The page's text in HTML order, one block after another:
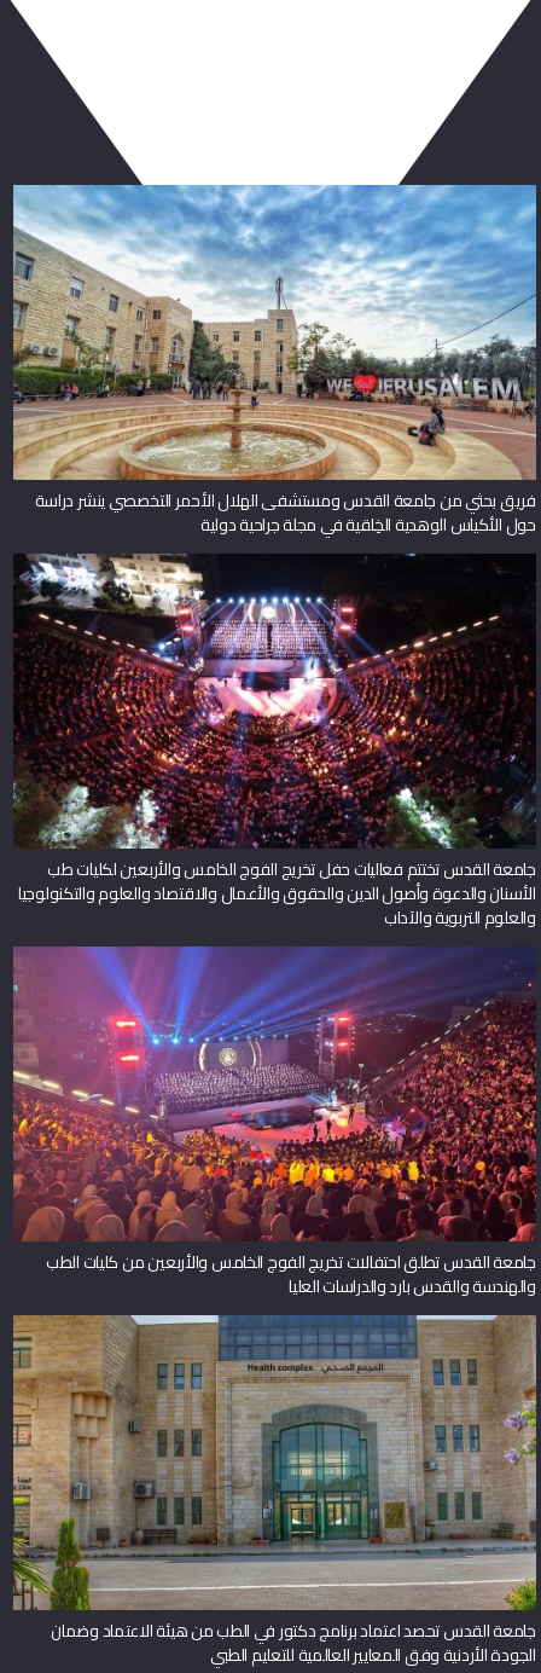
فريق بحثي من جامعة القدس ومستشفى الهلال الأحمر التخصصي ينشر دراسة
حول الأكياس الوهدية الخِلقية في مجلة جراحية دولية
جامعة القدس تختتم فعاليات حفل تخريج الفوج الخامس والأربعين لكليات طب
الأسنان والدعوة وأصول الدين والحقوق والأعمال والاقتصاد والعلوم والتكنولوجيا
والعلوم التربوية والآداب
جامعة القدس تطلق احتفالات تخريج الفوج الخامس والأربعين من كليات الطب
والهندسة والقدس بارد والدراسات العليا
جامعة القدس تحصد اعتماد برنامج دكتور في الطب من هيئة الاعتماد وضمان
الجودة الأردنية وفق المعايير العالمية للتعليم الطبي